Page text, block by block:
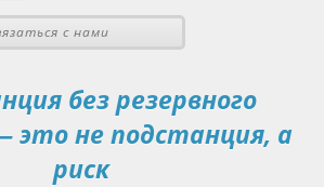
с нами
без резервного
это не подстанция, а
риск